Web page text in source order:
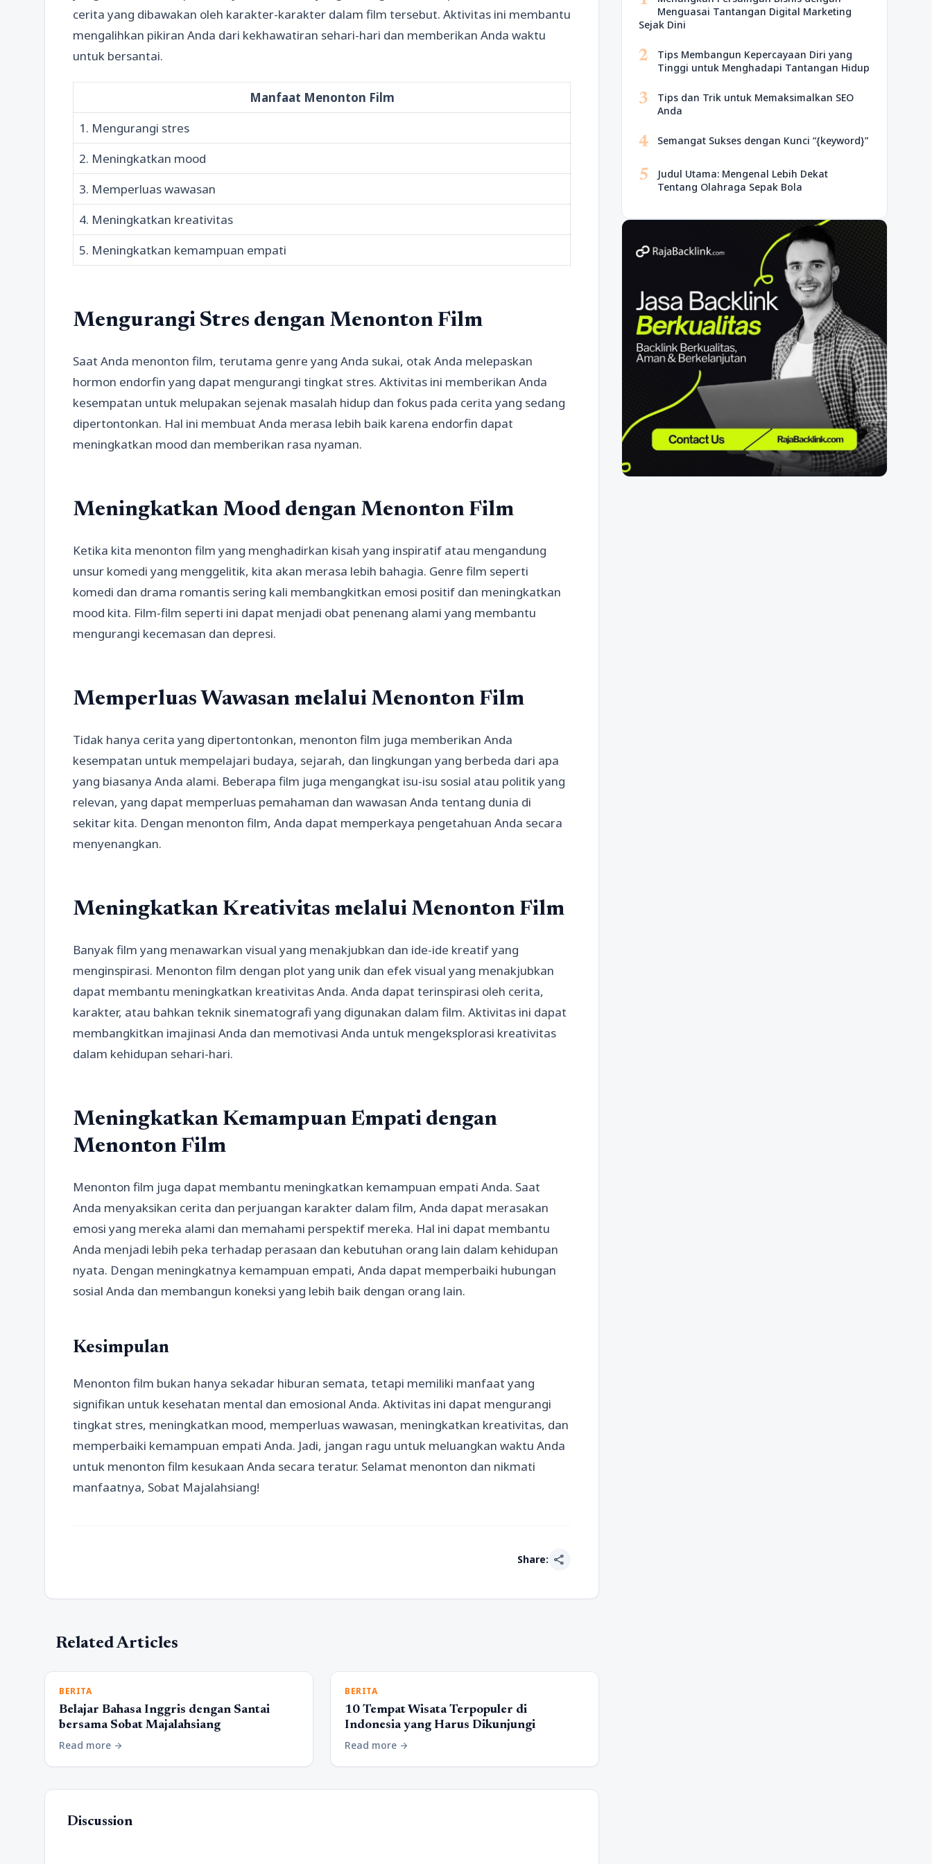
cerita yang dibawakan oleh karakter-karakter dalam film tersebut. Aktivitas ini membantu
mengalihkan pikiran Anda dari kekhawatiran sehari-hari dan memberikan Anda waktu
untuk bersantai.
Manfaat Menonton Film
1. Mengurangi stres
2. Meningkatkan mood
3. Memperluas wawasan
4. Meningkatkan kreativitas
5. Meningkatkan kemampuan empati
Mengurangi Stres dengan Menonton Film
Saat Anda menonton film, terutama genre yang Anda sukai, otak Anda melepaskan
hormon endorfin yang dapat mengurangi tingkat stres. Aktivitas ini memberikan Anda
kesempatan untuk melupakan sejenak masalah hidup dan fokus pada cerita yang sedang
dipertontonkan. Hal ini membuat Anda merasa lebih baik karena endorfin dapat
meningkatkan mood dan memberikan rasa nyaman.
Meningkatkan Mood dengan Menonton Film
Ketika kita menonton film yang menghadirkan kisah yang inspiratif atau mengandung
unsur komedi yang menggelitik, kita akan merasa lebih bahagia. Genre film seperti
komedi dan drama romantis sering kali membangkitkan emosi positif dan meningkatkan
mood kita. Film-film seperti ini dapat menjadi obat penenang alami yang membantu
mengurangi kecemasan dan depresi.
Memperluas Wawasan melalui Menonton Film
Tidak hanya cerita yang dipertontonkan, menonton film juga memberikan Anda
kesempatan untuk mempelajari budaya, sejarah, dan lingkungan yang berbeda dari apa
yang biasanya Anda alami. Beberapa film juga mengangkat isu-isu sosial atau politik yang
relevan, yang dapat memperluas pemahaman dan wawasan Anda tentang dunia di
sekitar kita. Dengan menonton film, Anda dapat memperkaya pengetahuan Anda secara
menyenangkan.
Meningkatkan Kreativitas melalui Menonton Film
Banyak film yang menawarkan visual yang menakjubkan dan ide-ide kreatif yang
menginspirasi. Menonton film dengan plot yang unik dan efek visual yang menakjubkan
dapat membantu meningkatkan kreativitas Anda. Anda dapat terinspirasi oleh cerita,
karakter, atau bahkan teknik sinematografi yang digunakan dalam film. Aktivitas ini dapat
membangkitkan imajinasi Anda dan memotivasi Anda untuk mengeksplorasi kreativitas
dalam kehidupan sehari-hari.
Meningkatkan Kemampuan Empati dengan
Menonton Film
Menonton film juga dapat membantu meningkatkan kemampuan empati Anda. Saat
Anda menyaksikan cerita dan perjuangan karakter dalam film, Anda dapat merasakan
emosi yang mereka alami dan memahami perspektif mereka. Hal ini dapat membantu
Anda menjadi lebih peka terhadap perasaan dan kebutuhan orang lain dalam kehidupan
nyata. Dengan meningkatnya kemampuan empati, Anda dapat memperbaiki hubungan
sosial Anda dan membangun koneksi yang lebih baik dengan orang lain.
Kesimpulan
Menonton film bukan hanya sekadar hiburan semata, tetapi memiliki manfaat yang
signifikan untuk kesehatan mental dan emosional Anda. Aktivitas ini dapat mengurangi
tingkat stres, meningkatkan mood, memperluas wawasan, meningkatkan kreativitas, dan
memperbaiki kemampuan empati Anda. Jadi, jangan ragu untuk meluangkan waktu Anda
untuk menonton film kesukaan Anda secara teratur. Selamat menonton dan nikmati
manfaatnya, Sobat Majalahsiang!
Share: share
Related Articles
BERITA
Belajar Bahasa Inggris dengan Santai
bersama Sobat Majalahsiang
Read more arrow_forward
BERITA
10 Tempat Wisata Terpopuler di
Indonesia yang Harus Dikunjungi
Read more arrow_forward
Discussion
Menguasai Tantangan Digital Marketing
Sejak Dini
2
Tips Membangun Kepercayaan Diri yang
Tinggi untuk Menghadapi Tantangan Hidup
3
Tips dan Trik untuk Memaksimalkan SEO
Anda
4 Semangat Sukses dengan Kunci “{keyword}”
5
Judul Utama: Mengenal Lebih Dekat
Tentang Olahraga Sepak Bola